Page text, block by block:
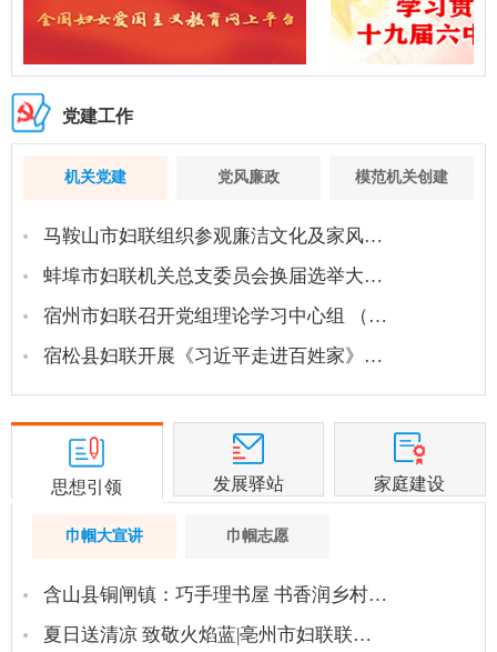
党建工作
机关党建 党风廉政 模范机关创建
马鞍山市妇联组织参观廉洁文化及家风…
蚌埠市妇联机关总支委员会换届选举大…
宿州市妇联召开党组理论学习中心组 （…
宿松县妇联开展《习近平走进百姓家》…
思想引领 发展驿站 家庭建设
巾帼大宣讲 巾帼志愿
含山县铜闸镇：巧手理书屋 书香润乡村…
夏日送清凉 致敬火焰蓝|亳州市妇联联…